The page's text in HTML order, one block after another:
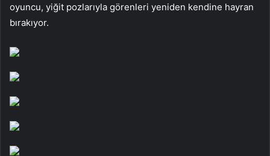
oyuncu, yiğit pozlarıyla görenleri yeniden kendine hayran
bırakıyor.